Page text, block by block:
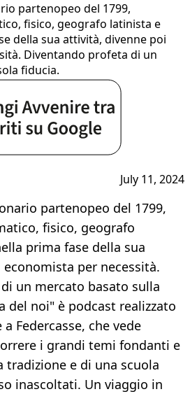
partenopeo del 1799,
fisico, geografo latinista e
della sua attività, divenne poi
Diventando profeta di un
fiducia.
July 11, 2024
partenopeo del 1799,
fisico, geografo
prima fase della sua
per necessità.
un mercato basato sulla
del noi" è podcast realizzato
Federcasse, che vede
i grandi temi fondanti e
e di una scuola
inascoltati. Un viaggio in